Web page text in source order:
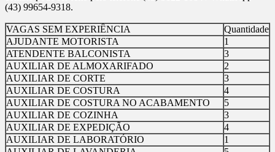
(43) 99654-9318.
VAGAS SEM EXPERIÊNCIA
Quantidade
AJUDANTE MOTORISTA
1
ATENDENTE BALCONISTA
3
AUXILIAR DE ALMOXARIFADO
2
AUXILIAR DE CORTE
3
AUXILIAR DE COSTURA
4
AUXILIAR DE COSTURA NO ACABAMENTO
5
AUXILIAR DE COZINHA
3
AUXILIAR DE EXPEDIÇÃO
4
AUXILIAR DE LABORATÓRIO
1